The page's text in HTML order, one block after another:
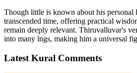
Though little is known about his personal
transcended time, offering practical
remain deeply relevant. Thiruvalluvar's
into many lngs, making him a universal
Latest Kural Comments